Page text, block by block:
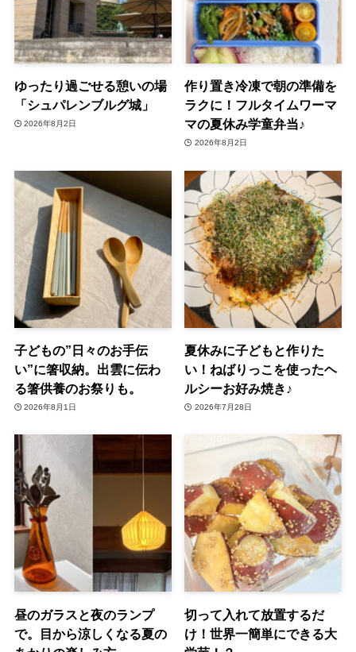
ゆったり過ごせる憩いの場
「シュパレンブルグ城」
2026年8月2日
作り置き冷凍で朝の準備を
ラクに！フルタイムワーマ
マの夏休み学童弁当♪
2026年8月2日
子どもの”日々のお手伝
い”に箸収納。出雲に伝わ
る箸供養のお祭りも。
2026年8月1日
夏休みに子どもと作りた
い！ねばりっこを使ったヘ
ルシーお好み焼き♪
2026年7月28日
昼のガラスと夜のランプ
で。目から涼しくなる夏の
切って入れて放置するだ
け！世界一簡単にできる大